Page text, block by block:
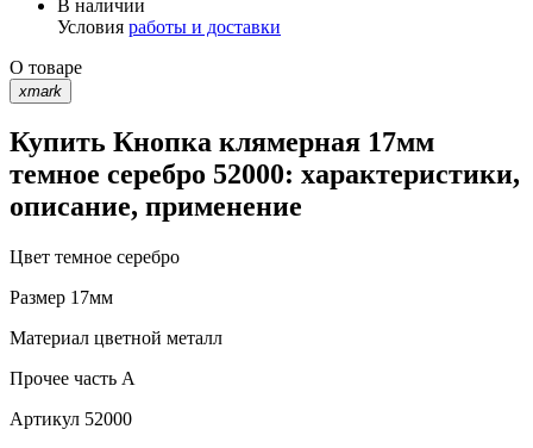
В наличии
Условия работы и доставки
О товаре
xmark
Купить Кнопка клямерная 17мм
темное серебро 52000: характеристики,
описание, применение
Цвет темное серебро
Размер 17мм
Материал цветной металл
Прочее часть A
Артикул 52000